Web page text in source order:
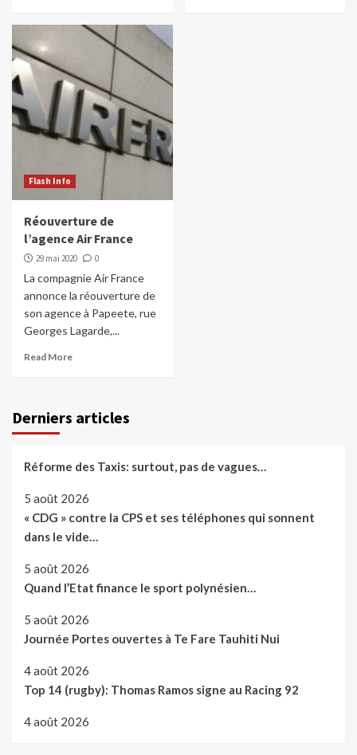
Flash Info
Réouverture de
l’agence Air France
29 mai 2020 0
La compagnie Air France
annonce la réouverture de
son agence à Papeete, rue
Georges Lagarde,...
Read More
Derniers articles
Réforme des Taxis: surtout, pas de vagues…
5 août 2026
« CDG » contre la CPS et ses téléphones qui sonnent
dans le vide…
5 août 2026
Quand l’Etat finance le sport polynésien…
5 août 2026
Journée Portes ouvertes à Te Fare Tauhiti Nui
4 août 2026
Top 14 (rugby): Thomas Ramos signe au Racing 92
4 août 2026